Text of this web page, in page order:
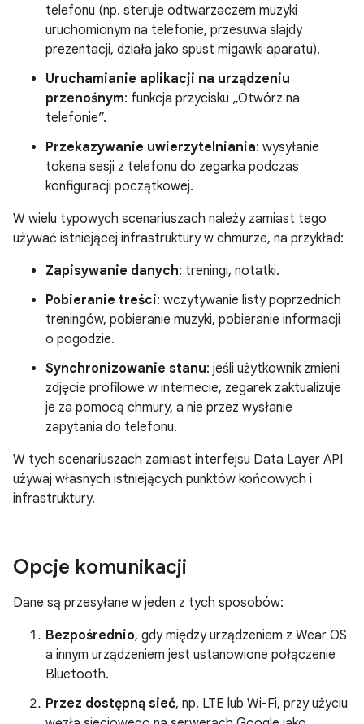
telefonu (np. steruje odtwarzaczem muzyki
uruchomionym na telefonie, przesuwa slajdy
prezentacji, działa jako spust migawki aparatu).
Uruchamianie aplikacji na urządzeniu
przenośnym: funkcja przycisku „Otwórz na
telefonie”.
Przekazywanie uwierzytelniania: wysyłanie
tokena sesji z telefonu do zegarka podczas
konfiguracji początkowej.
W wielu typowych scenariuszach należy zamiast tego
używać istniejącej infrastruktury w chmurze, na przykład:
Zapisywanie danych: treningi, notatki.
Pobieranie treści: wczytywanie listy poprzednich
treningów, pobieranie muzyki, pobieranie informacji
o pogodzie.
Synchronizowanie stanu: jeśli użytkownik zmieni
zdjęcie profilowe w internecie, zegarek zaktualizuje
je za pomocą chmury, a nie przez wysłanie
zapytania do telefonu.
W tych scenariuszach zamiast interfejsu Data Layer API
używaj własnych istniejących punktów końcowych i
infrastruktury.
Opcje komunikacji
Dane są przesyłane w jeden z tych sposobów:
Bezpośrednio, gdy między urządzeniem z Wear OS
a innym urządzeniem jest ustanowione połączenie
Bluetooth.
Przez dostępną sieć, np. LTE lub Wi-Fi, przy użyciu